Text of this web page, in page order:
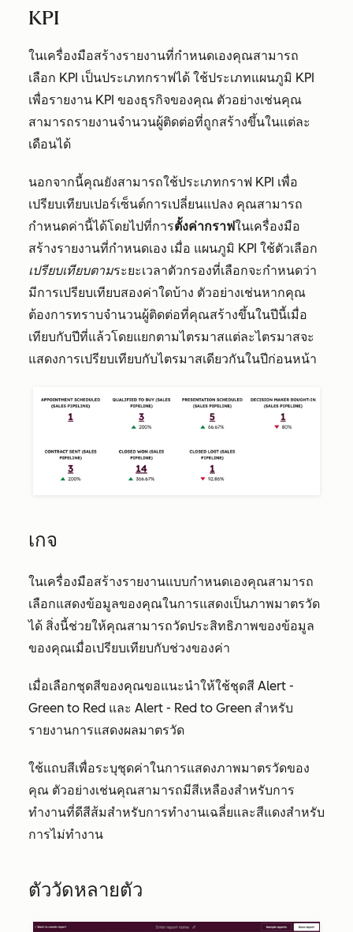
KPI
ในเครื่องมือสร้างรายงานที่กำหนดเองคุณสามารถ
เลือก KPI เป็นประเภทกราฟได้ ใช้ประเภทแผนภูมิ KPI
เพื่อรายงาน KPI ของธุรกิจของคุณ ตัวอย่างเช่นคุณ
สามารถรายงานจำนวนผู้ติดต่อที่ถูกสร้างขึ้นในแต่ละ
เดือนได้
นอกจากนี้คุณยังสามารถใช้ประเภทกราฟ KPI เพื่อ
เปรียบเทียบเปอร์เซ็นต์การเปลี่ยนแปลง คุณสามารถ
กำหนดค่านี้ได้โดยไปที่การตั้งค่ากราฟในเครื่องมือ
สร้างรายงานที่กำหนดเอง เมื่อ แผนภูมิ KPI ใช้ตัวเลือก
เปรียบเทียบตามระยะเวลาตัวกรองที่เลือกจะกำหนดว่า
มีการเปรียบเทียบสองค่าใดบ้าง ตัวอย่างเช่นหากคุณ
ต้องการทราบจำนวนผู้ติดต่อที่คุณสร้างขึ้นในปีนี้เมื่อ
เทียบกับปีที่แล้วโดยแยกตามไตรมาสแต่ละไตรมาสจะ
แสดงการเปรียบเทียบกับไตรมาสเดียวกันในปีก่อนหน้า
เกจ
ในเครื่องมือสร้างรายงานแบบกำหนดเองคุณสามารถ
เลือกแสดงข้อมูลของคุณในการแสดงเป็นภาพมาตรวัด
ได้ สิ่งนี้ช่วยให้คุณสามารถวัดประสิทธิภาพของข้อมูล
ของคุณเมื่อเปรียบเทียบกับช่วงของค่า
เมื่อเลือกชุดสีของคุณขอแนะนำให้ใช้ชุดสี Alert -
Green to Red และ Alert - Red to Green สำหรับ
รายงานการแสดงผลมาตรวัด
ใช้แถบสีเพื่อระบุชุดค่าในการแสดงภาพมาตรวัดของ
คุณ ตัวอย่างเช่นคุณสามารถมีสีเหลืองสำหรับการ
ทำงานที่ดีสีส้มสำหรับการทำงานเฉลี่ยและสีแดงสำหรับ
การไม่ทำงาน
ตัววัดหลายตัว